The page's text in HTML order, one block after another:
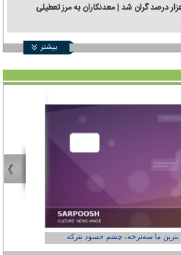
تازه به معادن؛ گازوئیل ۸ هزار درصد گران شد | معدنکاران به مرز تعطیلی
بیشتر
بنزین ما سه‌نرخه، چشم حسود بترکه